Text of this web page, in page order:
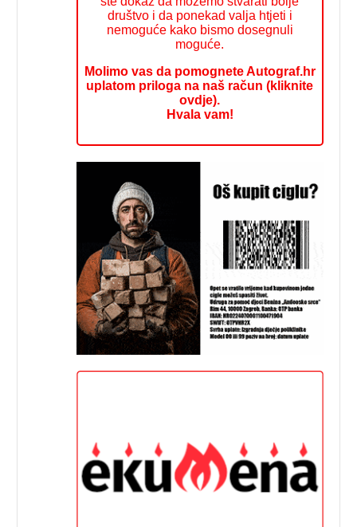
društvo i da ponekad valja htjeti i
nemoguće kako bismo dosegnuli
moguće.
Molimo vas da pomognete Autograf.hr
uplatom priloga na naš račun (kliknite
ovdje).
Hvala vam!